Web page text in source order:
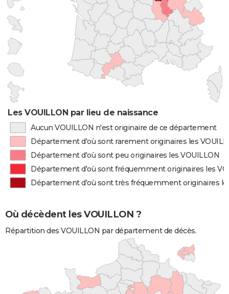
Les VOUILLON par lieu de naissance
Aucun VOUILLON n'est originaire de ce département
Département d'où sont rarement originaires les
Département d'où sont peu originaires les VOUILLON
Département d'où sont fréquemment originaires les
Département d'où sont très fréquemment originaires
Où décèdent les VOUILLON ?
Répartition des VOUILLON par département de décès.